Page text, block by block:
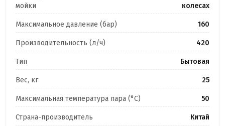
мойки
колесах
Максимальное давление (бар) 160
Производительность (л/ч) 420
Тип Бытовая
Вес, кг 25
Максимальная температура пара (°C) 50
Страна-производитель Китай